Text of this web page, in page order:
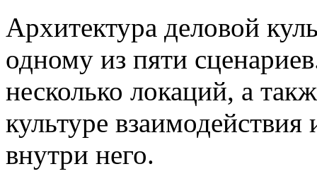
Архитектура деловой
одному из пяти
несколько локаций, а
культуре
внутри него.